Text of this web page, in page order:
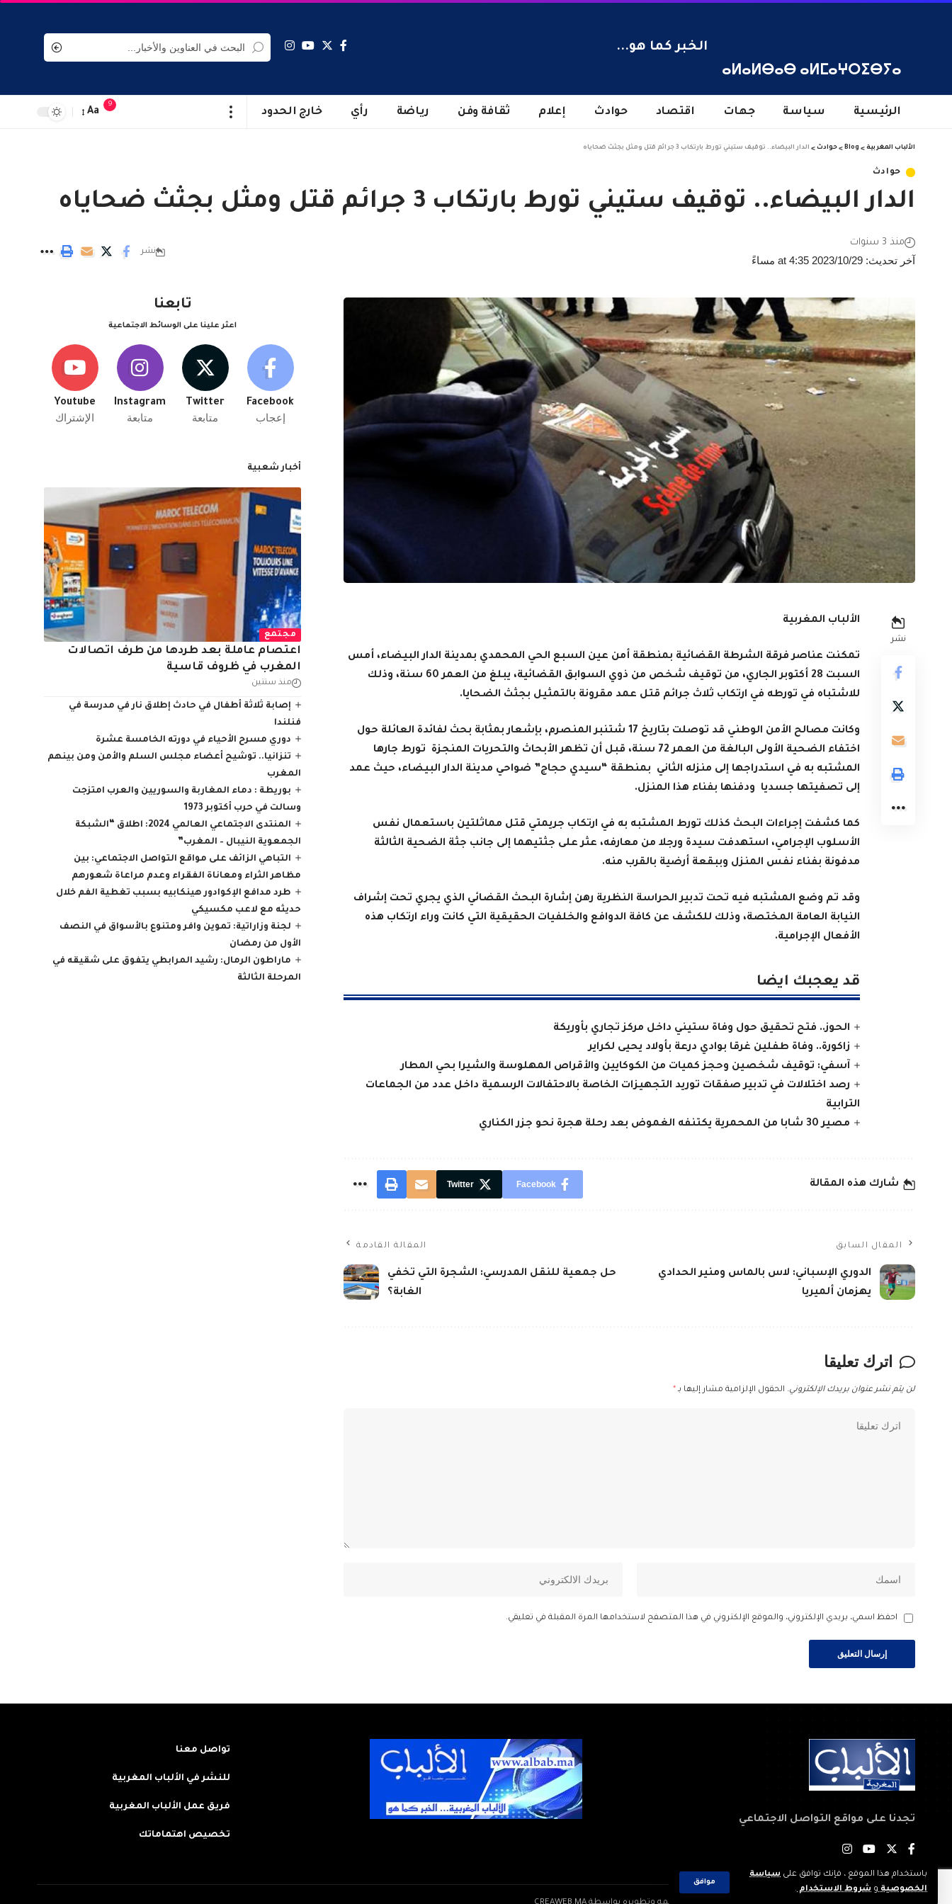
باستخدام هذا الموقع ، فإنك توافق على سياسة
الخصوصيةو شروط الاستخدام.
موافق
ⴰⵍⴰⵍⴱⴰⴱ ⴰⵍⵎⴰⵖⵔⵉⴱⵢⴰ
الخبر كما هو...
الرئيسية سياسة جهات اقتصاد حوادث إعلام ثقافة وفن رياضة رأي خارج الحدود
9
Aa
الألباب المغربية >
Blog
> حوادث > الدار البيضاء.. توقيف ستيني تورط بارتكاب 3 جرائم قتل ومثل بجثث ضحاياه
حوادث
الدار البيضاء.. توقيف ستيني تورط بارتكاب 3 جرائم قتل ومثل بجثث ضحاياه
آخر تحديث: 2023/10/29 at 4:35 مساءً
منذ 3 سنوات
نشر
نشر
الألباب المغربية
تمكنت عناصر فرقة الشرطة القضائية بمنطقة أمن عين السبع الحي المحمدي بمدينة الدار البيضاء، أمس
السبت 28 أكتوبر الجاري، من توقيف شخص من ذوي السوابق القضائية، يبلغ من العمر 60 سنة، وذلك
للاشتباه في تورطه في ارتكاب ثلاث جرائم قتل عمد مقرونة بالتمثيل بجثث الضحايا.
وكانت مصالح الأمن الوطني قد توصلت بتاريخ 17 شتنبر المنصرم، بإشعار بمثابة بحث لفائدة العائلة حول
اختفاء الضحية الأولى البالغة من العمر 72 سنة، قبل أن تظهر الأبحاث والتحريات المنجزة تورط جارها
المشتبه به في استدراجها إلى منزله الثاني بمنطقة “سيدي حجاج” ضواحي مدينة الدار البيضاء، حيث عمد
إلى تصفيتها جسديا ودفنها بفناء هذا المنزل.
كما كشفت إجراءات البحث كذلك تورط المشتبه به في ارتكاب جريمتي قتل مماثلتين باستعمال نفس
الأسلوب الإجرامي، استهدفت سيدة ورجلا من معارفه، عثر على جثتيهما إلى جانب جثة الضحية الثالثة
مدفونة بفناء نفس المنزل وببقعة أرضية بالقرب منه.
وقد تم وضع المشتبه فيه تحت تدبير الحراسة النظرية رهن إشارة البحث القضائي الذي يجري تحت إشراف
النيابة العامة المختصة، وذلك للكشف عن كافة الدوافع والخلفيات الحقيقية التي كانت وراء ارتكاب هذه
الأفعال الإجرامية.
قد يعجبك ايضا
الحوز.. فتح تحقيق حول وفاة ستيني داخل مركز تجاري بأوريكة
زاكورة.. وفاة طفلين غرقا بوادي درعة بأولاد يحيى لكراير
آسفي: توقيف شخصين وحجز كميات من الكوكايين والأقراص المهلوسة والشيرا بحي المطار
رصد اختلالات في تدبير صفقات توريد التجهيزات الخاصة بالاحتفالات الرسمية داخل عدد من الجماعات
الترابية
مصير 30 شابا من المحمرية يكتنفه الغموض بعد رحلة هجرة نحو جزر الكناري
شارك هذه المقالة Facebook
Twitter
المقال السابق
الدوري الإسباني: لاس بالماس ومنير الحدادي
يهزمان ألميريا
المقالة القادمة
حل جمعية للنقل المدرسي: الشجرة التي تخفي
الغابة؟
اترك تعليقا
لن يتم نشر عنوان بريدك الإلكتروني. الحقول الإلزامية مشار إليها بـ *
احفظ اسمي، بريدي الإلكتروني، والموقع الإلكتروني في هذا المتصفح لاستخدامها المرة المقبلة في تعليقي.
تابعنا
اعثر علينا على الوسائط الاجتماعية
Facebook
إعجاب
Twitter
متابعة
Instagram
متابعة
Youtube
الإشتراك
أخبار شعبية
مجتمع
اعتصام عاملة بعد طردها من طرف اتصالات
المغرب في ظروف قاسية
منذ سنتين
إصابة ثلاثة أطفال في حادث إطلاق نار في مدرسة في
فنلندا
دوري مسرح الأحياء في دورته الخامسة عشرة
تنزانيا.. توشيح أعضاء مجلس السلم والأمن ومن بينهم
المغرب
بوريطة : دماء المغاربة والسوريين والعرب امتزجت
وسالت في حرب أكتوبر 1973
المنتدى الاجتماعي العالمي 2024: اطلاق “الشبكة
الجمعوية النيبال – المغرب”
التباهي الزائف على مواقع التواصل الاجتماعي: بين
مظاهر الثراء ومعاناة الفقراء وعدم مراعاة شعورهم
طرد مدافع الإكوادور هينكابيه بسبب تغطية الفم خلال
حديثه مع لاعب مكسيكي
لجنة وزاراتية: تموين وافر ومتنوع بالأسواق في النصف
الأول من رمضان
ماراطون الرمال: رشيد المرابطي يتفوق على شقيقه في
المرحلة الثالثة
تجدنا على مواقع التواصل الاجتماعي
تواصل معنا
للنشر في الألباب المغربية
فريق عمل الألباب المغربية
تخصيص اهتماماتك